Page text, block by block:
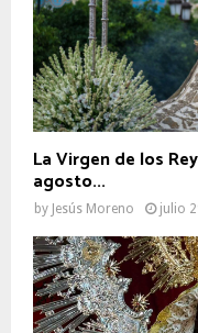
La Virgen de los
agosto...
by Jesús Moreno julio